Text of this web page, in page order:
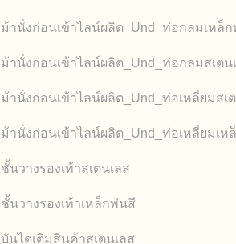
ม้านั่งก่อนเข้าไลน์ผลิต_Und_ท่อกลมเหล็
ม้านั่งก่อนเข้าไลน์ผลิต_Und_ท่อกลมสเตน
ม้านั่งก่อนเข้าไลน์ผลิต_Und_ท่อเหลี่ยมสเ
ม้านั่งก่อนเข้าไลน์ผลิต_Und_ท่อเหลี่ยมเห
ชั้นวางรองเท้าสเตนเลส
ชั้นวางรองเท้าเหล็กพ่นสี
บันไดเติมสินค้าสเตนเลส